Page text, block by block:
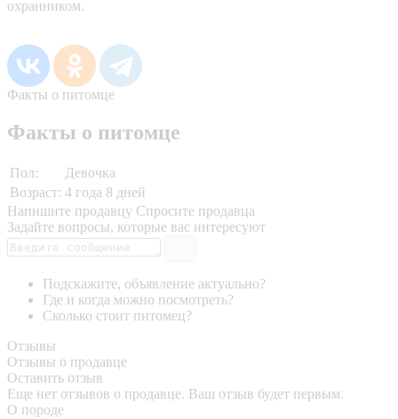
охранником.
Факты о питомце
Факты о питомце
Пол:
Девочка
Возраст: 4 года 8 дней
Напишите продавцу Спросите продавца
Задайте вопросы, которые вас интересуют
Подскажите, объявление актуально?
Где и когда можно посмотреть?
Сколько стоит питомец?
Отзывы
Отзывы о продавце
Оставить отзыв
Еще нет отзывов о продавце. Ваш отзыв будет первым.
О породе